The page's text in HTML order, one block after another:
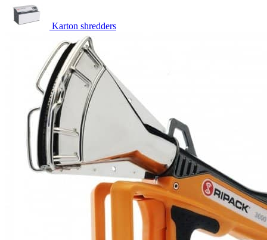
Karton shredders